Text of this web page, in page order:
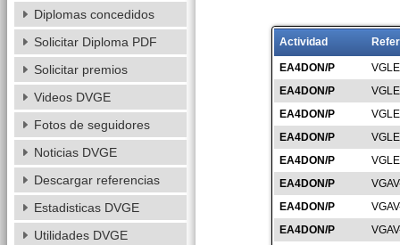
Actividad
EA4DON/P
EA4DON/P
EA4DON/P
EA4DON/P
EA4DON/P
EA4DON/P
EA4DON/P
EA4DON/P
Diplomas concedidos
Solicitar Diploma PDF
Solicitar premios
Videos DVGE
Fotos de seguidores
Noticias DVGE
Descargar referencias
Estadisticas DVGE
Utilidades DVGE